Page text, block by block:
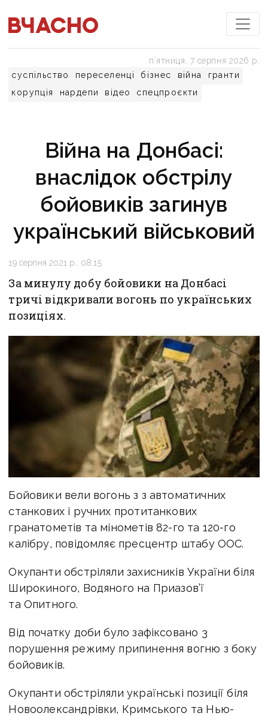
суспільство переселенці бізнес війна
гранти
корупція
нардепи відео спецпроєкти
пʼятниця, 7 серпня 2026 р.
Війна на Донбасі:
внаслідок обстрілу
бойовиків загинув
український військовий
19 серпня 2021 р., 08:15
За минулу добу бойовики на Донбасі
тричі відкривали вогонь по українських
позиціях.
Бойовики вели вогонь з з автоматичних
станкових і ручних протитанкових
гранатометів та мінометів 82-го та 120-го
калібру, повідомляє пресцентр штабу ООС.
Окупанти обстріляли захисників України біля
Широкиного, Водяного на Приазов’ї
та Опитного.
Від початку доби було зафіксовано 3
порушення режиму припинення вогню з боку
бойовиків.
Окупанти обстріляли українські позиції біля
Новоолександрівки, Кримського та Нью-